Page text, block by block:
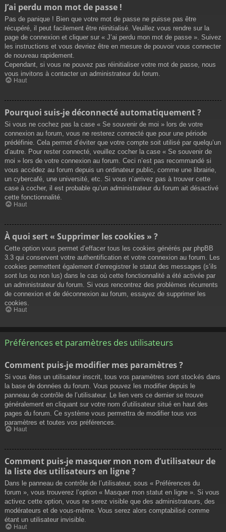
J’ai perdu mon mot de passe !
Pas de panique ! Bien que votre mot de passe ne puisse pas être
récupéré, il peut facilement être réinitialisé. Veuillez vous rendre sur la
page de connexion et cliquer sur « J’ai perdu mon mot de passe ». Suivez
les instructions et vous devriez être en mesure de pouvoir vous connecter
de nouveau rapidement.
Cependant, si vous ne pouvez pas réinitialiser votre mot de passe, nous
vous invitons à contacter un administrateur du forum.
Haut
Pourquoi suis-je déconnecté automatiquement ?
Si vous ne cochez pas la case « Se souvenir de moi » lors de votre
connexion au forum, vous ne resterez connecté que pour une période
prédéfinie. Cela permet d’éviter que votre compte soit utilisé par quelqu’un
d’autre. Pour rester connecté, veuillez cocher la case « Se souvenir de
moi » lors de votre connexion au forum. Ceci n’est pas recommandé si
vous accédez au forum depuis un ordinateur public, comme une librairie,
un cybercafé, une université, etc. Si vous n’arrivez pas à trouver cette
case à cocher, il est probable qu’un administrateur du forum ait désactivé
cette fonctionnalité.
Haut
À quoi sert « Supprimer les cookies » ?
Cette option vous permet d’effacer tous les cookies générés par phpBB
3.3 qui conservent votre authentification et votre connexion au forum. Les
cookies permettent également d’enregistrer le statut des messages (s’ils
sont lus ou non lus) dans le cas où cette fonctionnalité a été activée par
un administrateur du forum. Si vous rencontrez des problèmes récurrents
de connexion et de déconnexion au forum, essayez de supprimer les
cookies.
Haut
Préférences et paramètres des utilisateurs
Comment puis-je modifier mes paramètres ?
Si vous êtes un utilisateur inscrit, tous vos paramètres sont stockés dans
la base de données du forum. Vous pouvez les modifier depuis le
panneau de contrôle de l’utilisateur. Le lien vers ce dernier se trouve
généralement en cliquant sur votre nom d’utilisateur situé en haut des
pages du forum. Ce système vous permettra de modifier tous vos
paramètres et toutes vos préférences.
Haut
Comment puis-je masquer mon nom d’utilisateur de
la liste des utilisateurs en ligne ?
Dans le panneau de contrôle de l’utilisateur, sous « Préférences du
forum », vous trouverez l’option « Masquer mon statut en ligne ». Si vous
activez cette option, vous ne serez visible que des administrateurs, des
modérateurs et de vous-même. Vous serez alors comptabilisé comme
étant un utilisateur invisible.
Haut